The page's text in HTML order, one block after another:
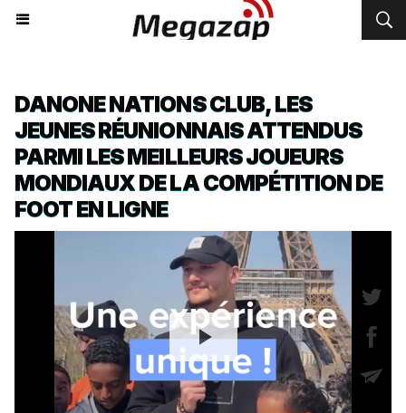
DANONE NATIONS CLUB, LES
JEUNES RÉUNIONNAIS ATTENDUS
PARMI LES MEILLEURS JOUEURS
MONDIAUX DE LA COMPÉTITION DE
FOOT EN LIGNE